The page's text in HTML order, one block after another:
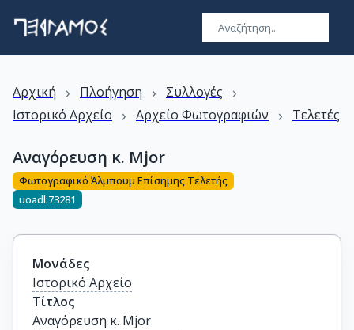
Αρχική › Πλοήγηση › Συλλογές ›
Ιστορικό Αρχείο › Αρχείο Φωτογραφιών › Τελετές
Αναγόρευση κ. Mjor
Φωτογραφικό Άλμπουμ Επίσημης Τελετής
uoadl:73281
Μονάδες
Ιστορικό Αρχείο
Τίτλος
Αναγόρευση κ. Mjor